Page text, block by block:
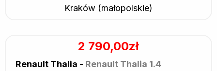
Kraków (małopolskie)
2 790,00zł
Renault Thalia - Renault Thalia 1.4